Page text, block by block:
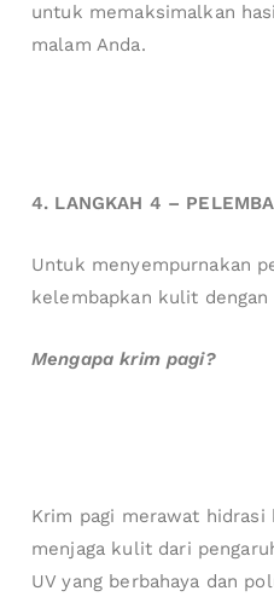
untuk memaksimalkan
malam Anda.
4. LANGKAH 4 –
Untuk menyempurnakan
kelembapkan kulit
Mengapa krim pagi?
Krim pagi merawat hidrasi
menjaga kulit dari
UV yang berbahaya dan